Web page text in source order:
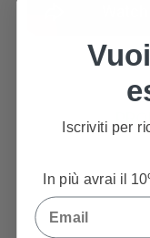
Iscriviti per
In più avrai il
Email